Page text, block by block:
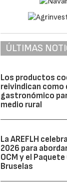
ÚLTIMAS
Los productos
reivindican como
gastronómico
medio rural
La AREFLH
2026 para
OCM y el
Bruselas